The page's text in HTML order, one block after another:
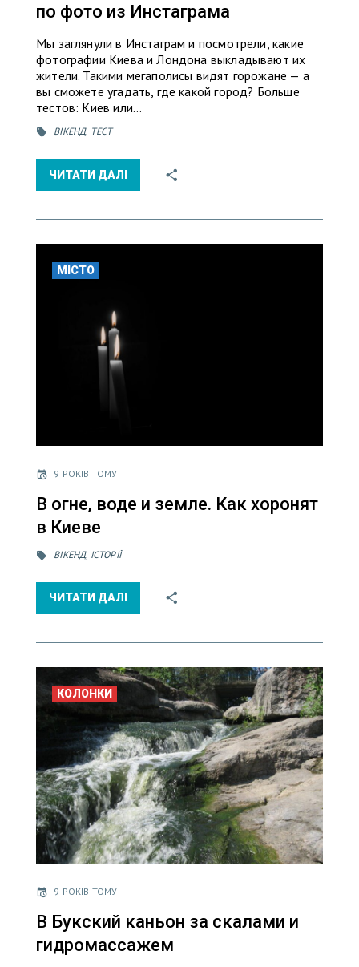
по фото из Инстаграма
Мы заглянули в Инстаграм и посмотрели, какие
фотографии Киева и Лондона выкладывают их
жители. Такими мегаполисы видят горожане — а
вы сможете угадать, где какой город? Больше
тестов: Киев или…
ВІКЕНД, ТЕСТ
ЧИТАТИ ДАЛІ
МІСТО
9 РОКІВ ТОМУ
В огне, воде и земле. Как хоронят
в Киеве
ВІКЕНД, ІСТОРІЇ
ЧИТАТИ ДАЛІ
КОЛОНКИ
9 РОКІВ ТОМУ
В Букский каньон за скалами и
гидромассажем